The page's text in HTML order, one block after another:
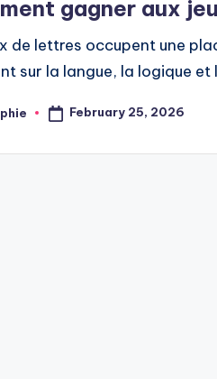
gagner aux
de lettres occupent une
sur la langue, la logique
February 25, 2026